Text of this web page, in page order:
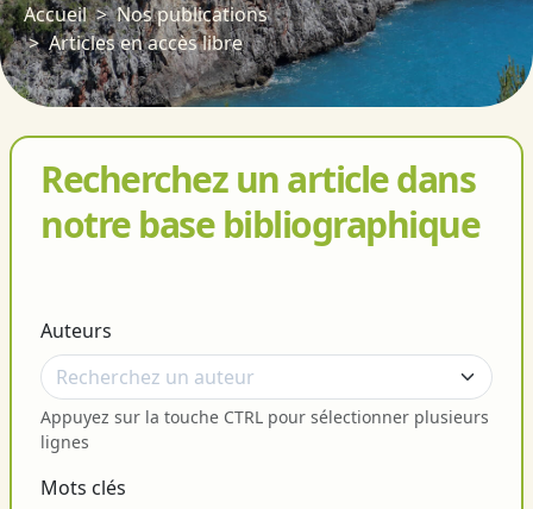
Accueil
Nos publications
Articles en accès libre
Recherchez un article dans
notre base bibliographique
Auteurs
Appuyez sur la touche CTRL pour sélectionner plusieurs
lignes
Mots clés